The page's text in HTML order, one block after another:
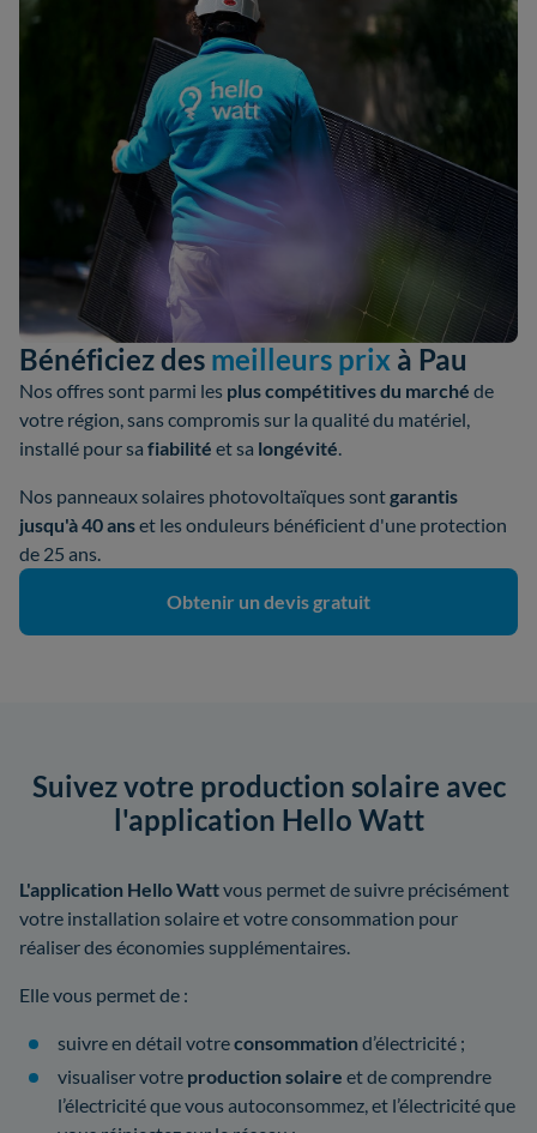
Bénéficiez des meilleurs prix à Pau
Nos offres sont parmi les plus compétitives du marché de
votre région, sans compromis sur la qualité du matériel,
installé pour sa fiabilité et sa longévité.
Nos panneaux solaires photovoltaïques sontgarantis
jusqu'à 40 anset les onduleurs bénéficient d'une protection
de 25 ans.
Obtenir un devis gratuit
Suivez votre production solaire avec
l'application Hello Watt
L'application Hello Wattvous permet de suivre précisément
votre installation solaire et votre consommation pour
réaliser des économies supplémentaires.
Elle vous permet de :
suivre en détail votreconsommation d’électricité ;
visualiser votre production solaire et de comprendre
l’électricité que vous autoconsommez, et l’électricité que